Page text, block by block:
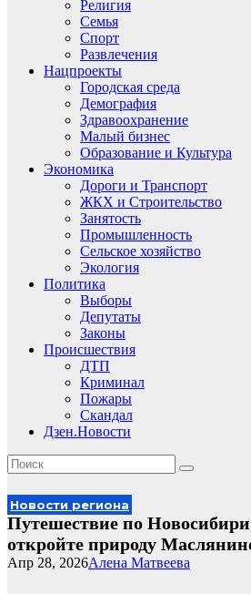
Религия
Семья
Спорт
Развлечения
Нацпроекты
Городская среда
Демография
Здравоохранение
Малый бизнес
Образование и Культура
Экономика
Дороги и Транспорт
ЖКХ и Строительство
Занятость
Промышленность
Сельское хозяйство
Экология
Политика
Выборы
Депутаты
Законы
Происшествия
ДТП
Криминал
Пожары
Скандал
Дзен.Новости
Новости региона
Путешествие по
откройте природу
Алена Матвеева
Апр 28, 2026